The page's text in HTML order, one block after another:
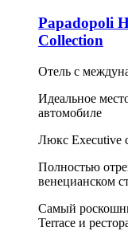
Papadopoli
Collection
Отель с
Идеальное
автомобиле
Люкс Executive
Полностью
венецианском
Самый
Terrace и